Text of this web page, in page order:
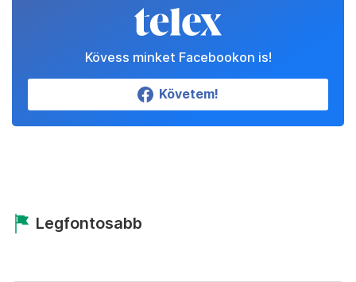
Kövess minket Facebookon is!
Követem!
Legfontosabb